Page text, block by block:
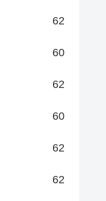
62
60
62
60
62
62